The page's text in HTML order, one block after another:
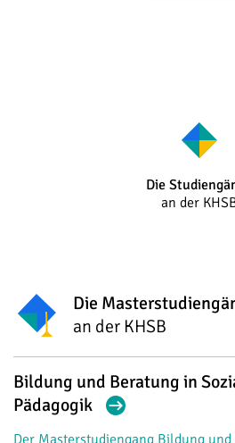
Die
an der
Die
an der KHSB
Bildung und Beratung in
Pädagogik